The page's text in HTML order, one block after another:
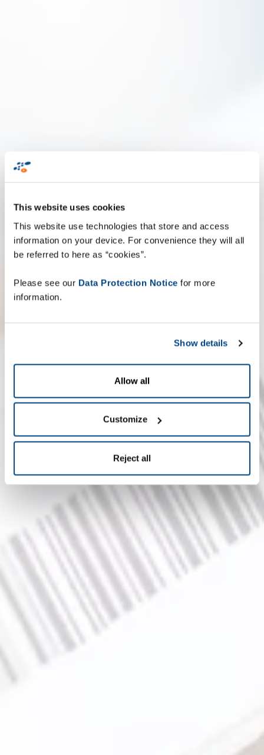
This website uses cookies
This website use technologies that store and access
information on your device. For convenience they will all
be referred to here as “cookies”.
Please see our Data Protection Notice for more
information.
Show details
Allow all
Customize
Reject all